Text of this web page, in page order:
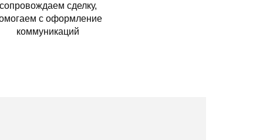
сделку,
с оформление
коммуникаций